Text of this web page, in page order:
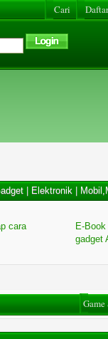
Cari
| Elektronik|
cara
E-
gadget